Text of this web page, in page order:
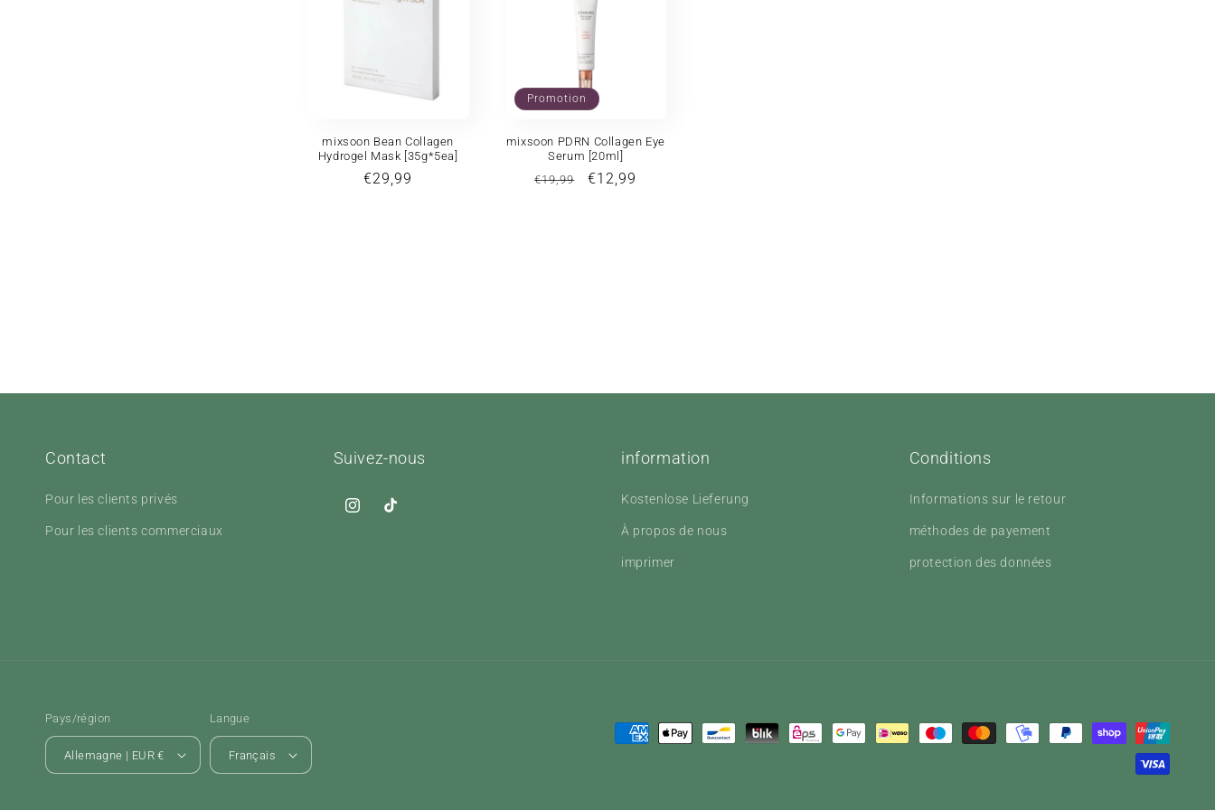
mixsoon Bean Collagen
Hydrogel Mask [35g*5ea]
Prix
€29,99
Promotion
mixsoon PDRN Collagen Eye
Serum [20ml]
Prix
€19,99
Prix
€12,99
Contact
Pour les clients privés
Pour les clients commerciaux
Suivez-nous
InstagramTikTok
information
Kostenlose Lieferung
À propos de nous
imprimer
Conditions
Informations sur le retour
méthodes de payement
protection des données
Pays/région
Allemagne | EUR €
Langue
Français
Moyens